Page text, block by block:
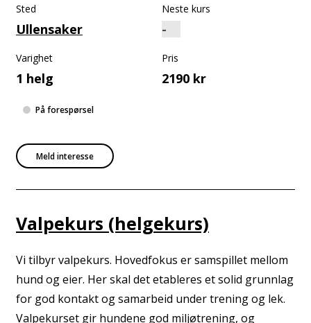
Sted
Ullensaker
Neste kurs
Varighet
1 helg
Pris
2190 kr
Meld interesse
På forespørsel
Valpekurs (helgekurs)
Vi tilbyr valpekurs. Hovedfokus er samspillet mellom
hund og eier. Her skal det etableres et solid grunnlag
for god kontakt og samarbeid under trening og lek.
Valpekurset gir hundene god miljøtrening, og